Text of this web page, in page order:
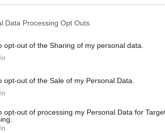
Data Processing Opt Outs
opt-out of the Sharing of my personal data.
opt-out of the Sale of my Personal Data.
opt-out of processing my Personal Data for